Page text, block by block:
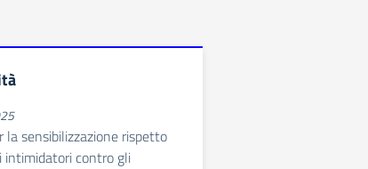
sensibilizzazione rispetto
contro gli